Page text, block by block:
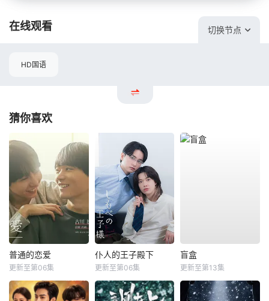
在线观看 切换节点
HD国语
猜你喜欢
普通的恋爱
更新至第06集
仆人的王子殿下
更新至第06集
盲盒
更新至第13集